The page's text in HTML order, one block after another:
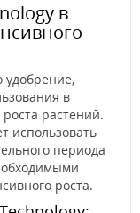
в
удобрение,
в
растений.
использовать
периода
роста.